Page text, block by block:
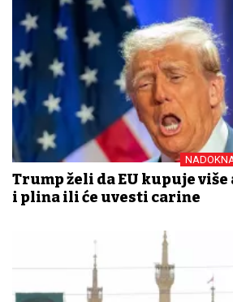
Trump želi da EU kupuje
i plina ili će uvesti carine